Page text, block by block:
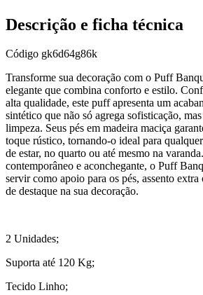
Descrição e ficha técnica
Código gk6d64g86k
Transforme sua decoração com o Puff
elegante que combina conforto e estilo.
alta qualidade, este puff apresenta um
sintético que não só agrega sofisticação,
limpeza. Seus pés em madeira maciça
toque rústico, tornando-o ideal para
de estar, no quarto ou até mesmo na
contemporâneo e aconchegante, o Puff
servir como apoio para os pés, assento
de destaque na sua decoração.
2 Unidades;
Suporta até 120 Kg;
Tecido Linho;